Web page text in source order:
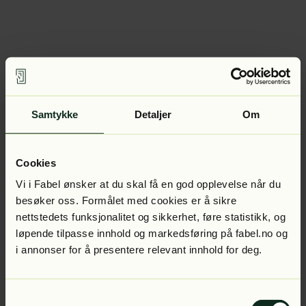
Samtykke Detaljer Om
Cookies
Vi i Fabel ønsker at du skal få en god opplevelse når du
besøker oss. Formålet med cookies er å sikre
nettstedets funksjonalitet og sikkerhet, føre statistikk, og
løpende tilpasse innhold og markedsføring på fabel.no og
i annonser for å presentere relevant innhold for deg.